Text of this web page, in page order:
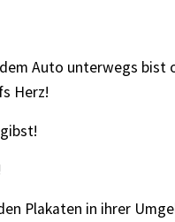
Auto unterwegs
Herz!
Plakaten in ihrer